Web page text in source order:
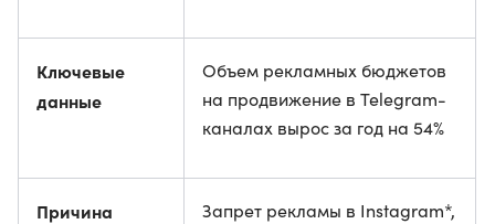
Ключевые
данные
Объем рекламных бюджетов
на продвижение в Telegram-
каналах вырос за год на 54%
Причина
Запрет рекламы в Instagram*,